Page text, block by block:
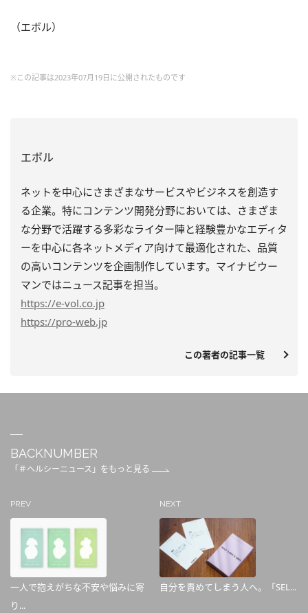
（エボル）
※この記事は2023年07月19日に公開されたものです
エボル
ネットを中心にさまざまなサービスやビジネスを創造す
る企業。特にコンテンツ開発分野においては、さまざま
な分野で活躍する多彩なライター陣と経験豊かなエディタ
ーを中心に各ネットメディア向けて最適化された、品質
の高いコンテンツを企画制作しています。マイナビウー
マンではニュース記事を担当。
https://e-vol.co.jp
https://pro-web.jp
この著者の記事一覧
BACKNUMBER
「＃ヘルシーニュース」をもっと見る
PREV
一人で抱えがちな不安や悩みに寄
り...
NEXT
自分を責めてしまう人へ。「SEL...